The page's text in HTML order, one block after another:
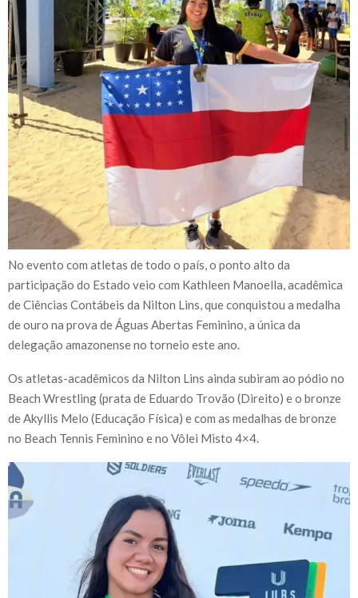
No evento com atletas de todo o país, o ponto alto da
participação do Estado veio com Kathleen Manoella, acadêmica
de Ciências Contábeis da Nilton Lins, que conquistou a medalha
de ouro na prova de Águas Abertas Feminino, a única da
delegação amazonense no torneio este ano.
Os atletas-acadêmicos da Nilton Lins ainda subiram ao pódio no
Beach Wrestling (prata de Eduardo Trovão (Direito) e o bronze
de Akyllis Melo (Educação Física) e com as medalhas de bronze
no Beach Tennis Feminino e no Vôlei Misto 4×4.